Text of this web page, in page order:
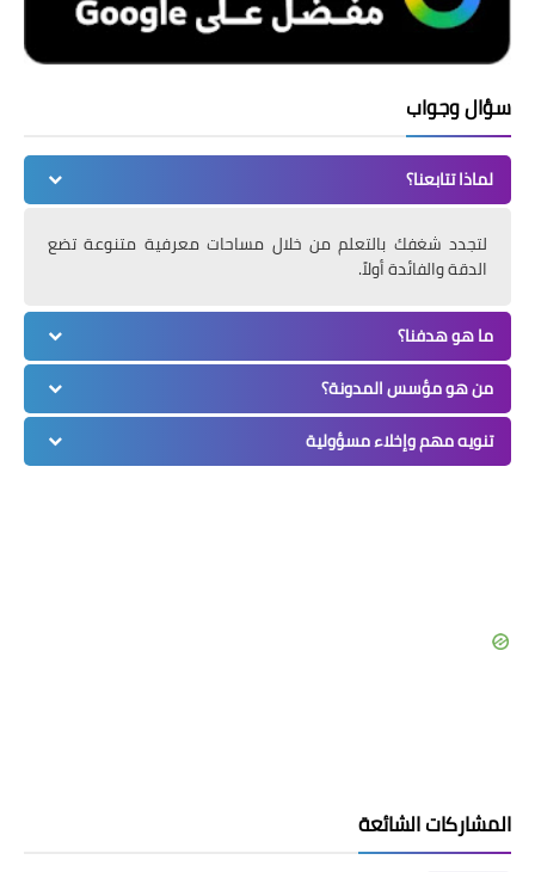
سؤال وجواب
لماذا تتابعنا؟
لتجدد شغفك بالتعلم من خلال مساحات معرفية متنوعة تضع
الدقة والفائدة أولاً.
ما هو هدفنا؟
من هو مؤسس المدونة؟
تنويه مهم وإخلاء مسؤولية
المشاركات الشائعة